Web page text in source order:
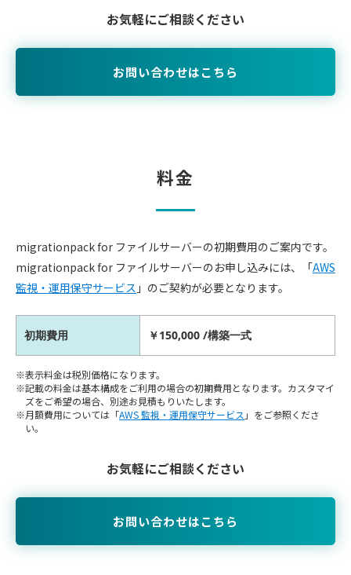
お気軽にご相談ください
お問い合わせはこちら
料金
migrationpack for ファイルサーバーの初期費用のご案内です。
migrationpack for ファイルサーバーのお申し込みには、「AWS
監視・運用保守サービス 」のご契約が必要となります。
初期費用 ￥150,000 /構築一式
表示料金は税別価格になります。
記載の料金は基本構成をご利用の場合の初期費用となります。カスタマイ
ズをご希望の場合、別途お見積もりいたします。
月額費用については「AWS 監視・運用保守サービス 」をご参照くださ
い。
お気軽にご相談ください
お問い合わせはこちら